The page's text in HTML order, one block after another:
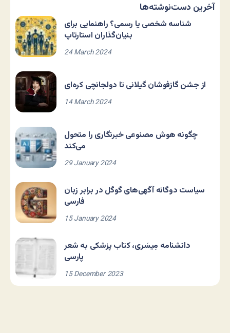
آخرین دست‌نوشته‌ها
شناسه شخصی یا رسمی؟ راهنمایی برای
بنیان‌گذاران استارتاپ
24 March 2024
از جشن گازفوشان گیلانی تا دولجانچی کره‌ای
14 March 2024
چگونه هوش مصنوعی خبرنگاری را متحول
می‌کند
29 January 2024
سیاست دوگانه آگهی‌های گوگل در برابر زبان
فارسی
15 January 2024
دانشنامه مِیسَری، کتاب پزشکی به شعر
پارسی
15 December 2023